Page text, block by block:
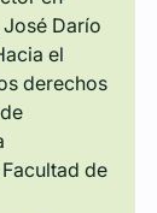
Darío
el
derechos
de